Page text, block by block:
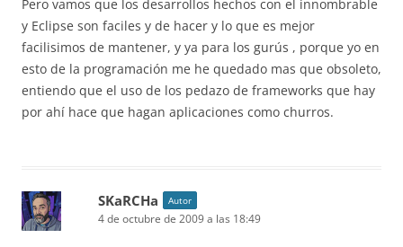
Pero vamos que los desarrollos hechos con el innombrable
y Eclipse son faciles y de hacer y lo que es mejor
facilisimos de mantener, y ya para los gurús , porque yo en
esto de la programación me he quedado mas que obsoleto,
entiendo que el uso de los pedazo de frameworks que hay
por ahí hace que hagan aplicaciones como churros.
SKaRCHa Autor
4 de octubre de 2009 a las 18:49